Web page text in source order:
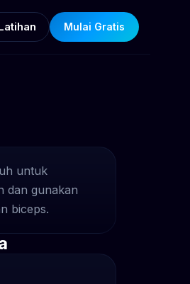
Mulai Gratis
untuk
dan gunakan
biceps.